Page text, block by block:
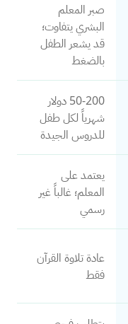
صبر المعلم
البشري يتفاوت؛
قد يشعر الطفل
بالضغط
50-200 دولار
شهرياً لكل طفل
للدروس الجيدة
يعتمد على
المعلم؛ غالباً غير
رسمي
عادة تلاوة القرآن
فقط